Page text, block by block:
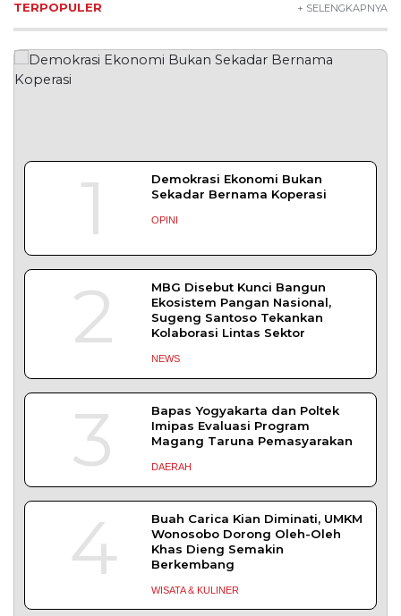
TERPOPULER + SELENGKAPNYA
1
Demokrasi Ekonomi Bukan
Sekadar Bernama Koperasi
OPINI
2
MBG Disebut Kunci Bangun
Ekosistem Pangan Nasional,
Sugeng Santoso Tekankan
Kolaborasi Lintas Sektor
NEWS
3
Bapas Yogyakarta dan Poltek
Imipas Evaluasi Program
Magang Taruna Pemasyarakan
DAERAH
4
Buah Carica Kian Diminati, UMKM
Wonosobo Dorong Oleh-Oleh
Khas Dieng Semakin
Berkembang
WISATA & KULINER